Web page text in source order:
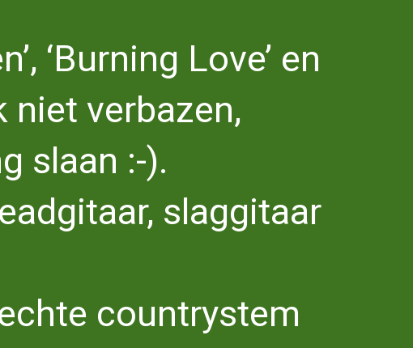
‘Burning Love’ en
niet verbazen,
slaan :-).
slaggitaar
countrystem